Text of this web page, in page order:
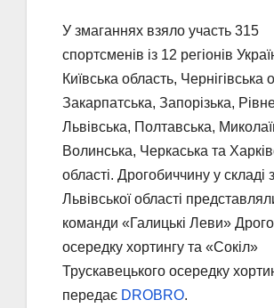
У змаганнях взяло участь 315
спортсменів із 12 регіонів
Київська область, Чернігівська
Закарпатська, Запорізька,
Львівська, Полтавська,
Волинська, Черкаська та
області. Дрогобиччину у складі
Львівської області
команди «Галицькі Леви»
осередку хортингу та «Сокіл»
Трускавецького осередку
передає DROBRO.